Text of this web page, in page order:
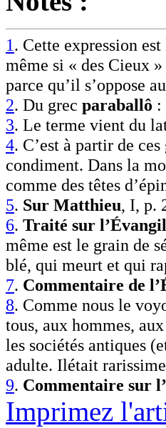
1. Cette expression
même si « des Cieux
parce qu’il s’oppose
2. Du grec paraballô :
3. Le terme vient du
4. C’est à partir de
condiment. Dans la
comme des têtes
5. Sur Matthieu, I, p.
6. Traité sur l’É
même est le grain de
blé, qui meurt et qui
7. Commentaire de l’
8. Comme nous le
tous, aux hommes,
les sociétés antiques
adulte. Ilétait
9. Commentaire sur l’
Imprimez